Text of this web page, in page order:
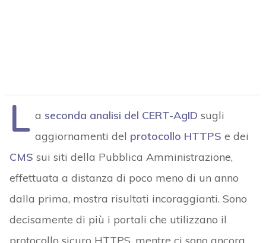
L a seconda analisi del CERT-AgID sugli
aggiornamenti del protocollo HTTPS e dei
CMS sui siti della Pubblica Amministrazione,
effettuata a distanza di poco meno di un anno
dalla prima, mostra risultati incoraggianti. Sono
decisamente di più i portali che utilizzano il